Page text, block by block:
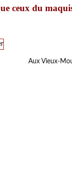
ceux du
Aux Vieux-